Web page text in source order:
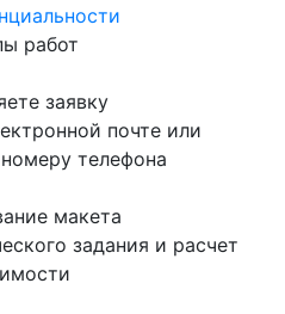
работ
заявку
почте или
телефона
макета
задания и расчет